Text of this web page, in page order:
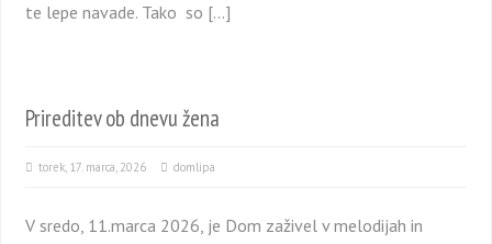
te lepe navade. Tako so […]
Prireditev ob dnevu žena
torek, 17. marca, 2026 domlipa
V sredo, 11.marca 2026, je Dom zaživel v melodijah in